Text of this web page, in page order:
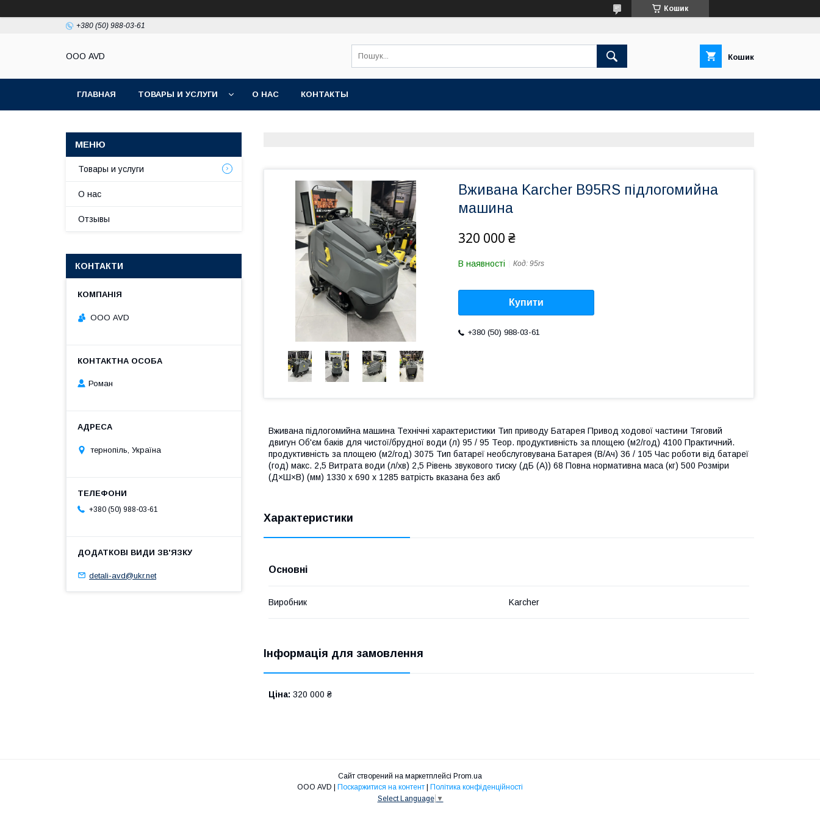
Кошик
+380 (50) 988-03-61
ООО AVD Кошик
ГЛАВНАЯ ТОВАРЫ И УСЛУГИ О НАС КОНТАКТЫ
Вживана Karcher B95RS підлогомийна
машина
320 000 ₴
В наявності Код: 95rs
Купити
+380 (50) 988-03-61
Вживана підлогомийна машина Технічні характеристики Тип приводу Батарея Привод ходової частини Тяговий
двигун Об'єм баків для чистої/брудної води (л) 95 / 95 Теор. продуктивність за площею (м2/год) 4100 Практичний.
продуктивність за площею (м2/год) 3075 Тип батареї необслуговувана Батарея (В/Ач) 36 / 105 Час роботи від батареї
(год) макс. 2,5 Витрата води (л/хв) 2,5 Рівень звукового тиску (дБ (А)) 68 Повна нормативна маса (кг) 500 Розміри
(Д×Ш×В) (мм) 1330 x 690 x 1285 ватрість вказана без акб
Характеристики
Основні
Виробник Karcher
Інформація для замовлення
Ціна: 320 000 ₴
Товары и услуги
О нас
Отзывы
КОНТАКТИ
ООО AVD
Роман
тернопіль, Україна
+380 (50) 988-03-61
detali-avd@ukr.net
Сайт створений на маркетплейсі Prom.ua
Поскаржитися на контент
Політика конфіденційності
Select Language ▼